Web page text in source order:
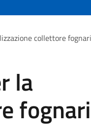
collettore
la